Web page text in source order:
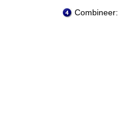
Combineer: